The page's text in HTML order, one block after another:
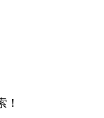
！